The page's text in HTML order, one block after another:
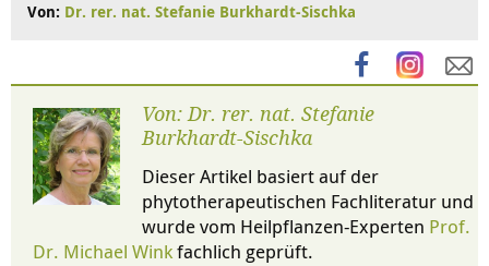
Von: Dr. rer. nat. Stefanie Burkhardt-Sischka
Von: Dr. rer. nat. Stefanie
Burkhardt-Sischka
Dieser Artikel basiert auf der
phytotherapeutischen Fachliteratur und
wurde vom Heilpflanzen-Experten Prof.
Dr. Michael Winkfachlich geprüft.